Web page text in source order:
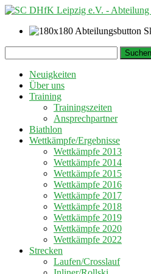
zum
Inhalt
nach:
Neuigkeiten
Über uns
Training
Trainingszeiten
Ansprechpartner
Biathlon
Wettkämpfe/Ergebnisse
Wettkämpfe 2013
Wettkämpfe 2014
Wettkämpfe 2015
Wettkämpfe 2016
Wettkämpfe 2017
Wettkämpfe 2018
Wettkämpfe 2019
Wettkämpfe 2020
Wettkämpfe 2022
Strecken
Laufen/Crosslauf